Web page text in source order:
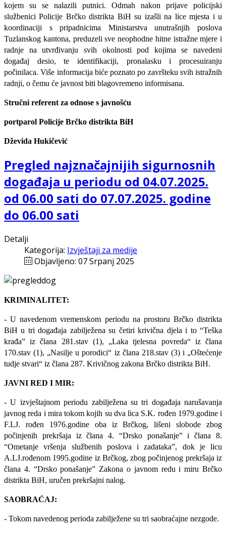
kojem su se nalazili putnici. Odmah nakon prijave policijski
službenici Policije Brčko distrikta BiH su izašli na lice mjesta i u
koordinaciji s pripadnicima Ministarstva unutrašnjih poslova
Tuzlanskog kantona, preduzeli sve neophodne hitne istražne mjere i
radnje na utvrđivanju svih okolnosti pod kojima se navedeni
događaj desio, te identifikaciji, pronalasku i procesuiranju
počinilaca. Više informacija biće poznato po završteku svih istražnih
radnji, o čemu će javnost biti blagovremeno informisana.
Stručni referent za odnose s javnošću
portparol Policije Brčko distrikta BiH
Dževida Hukičević
Pregled najznačajnijih sigurnosnih
događaja u periodu od 04.07.2025.
od 06.00 sati do 07.07.2025. godine
do 06.00 sati
Detalji
Kategorija: Izvještaji za medije
Objavljeno: 07 Srpanj 2025
KRIMINALITET:
- U navedenom vremenskom periodu na prostoru Brčko distrikta
BiH u tri događaja zabilježena su četiri krivična djela i to “Teška
krađa” iz člana 281.stav (1), „Laka tjelesna povreda“ iz člana
170.stav (1), „Nasilje u porodici“ iz člana 218.stav (3) i „Oštećenje
tudje stvari“ iz člana 287. Krivičnog zakona Brčko distrikta BiH.
JAVNI RED I MIR:
- U izvještajnom periodu zabilježena su tri događaja narušavanja
javnog reda i mira tokom kojih su dva lica S.K. rođen 1979.godine i
F.LJ. rođen 1976.godine oba iz Brčkog, lišeni slobode zbog
počinjenih prekršaja iz člana 4. “Drsko ponašanje” i člana 8.
“Ometanje vršenja službenih poslova i zadataka”, dok je licu
A.LJ.rođenom 1995.godine iz Brčkog, zbog počinjenog prekršaja iz
člana 4. “Drsko ponašanje” Zakona o javnom redu i miru Brčko
distrikta BiH, uručen prekršajni nalog.
SAOBRAĆAJ:
- Tokom navedenog perioda zabilježene su tri saobraćajne nezgode.